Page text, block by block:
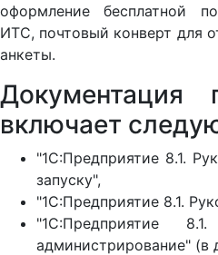
оформление бесплатной
ИТС, почтовый конверт для
анкеты.
Документация
включает
"1С:Предприятие 8.1.
запуску",
"1С:Предприятие 8.1.
"1С:Предприятие
администрирование" (в